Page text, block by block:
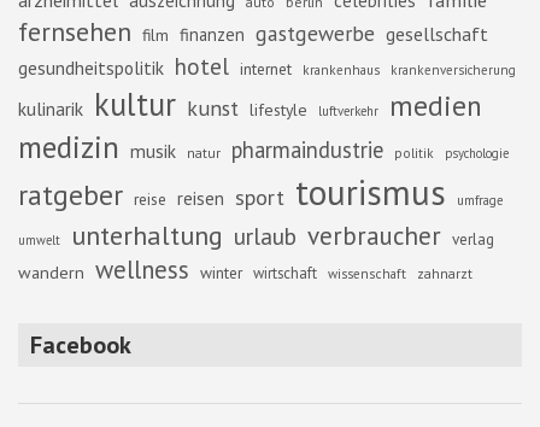
fernsehen film finanzen gastgewerbe gesellschaft
gesundheitspolitik hotel internet krankenhaus krankenversicherung
kulinarik kultur kunst lifestyle luftverkehr medien
medizin musik natur pharmaindustrie politik psychologie
ratgeber reise reisen sport tourismus umfrage
umwelt unterhaltung urlaub verbraucher verlag
wandern wellness winter wirtschaft wissenschaft zahnarzt
Facebook